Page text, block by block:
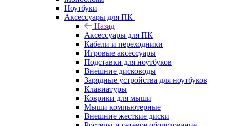
Ноутбуки
Аксессуары для ПК
Назад
Аксессуары для ПК
Кабели и переходники
Игровые аксессуары
Подставки для ноутбуков
Внешние дисководы
Зарядные устройства для ноутбуков
Клавиатуры
Коврики для мыши
Мыши компьютерные
Внешние жесткие диски